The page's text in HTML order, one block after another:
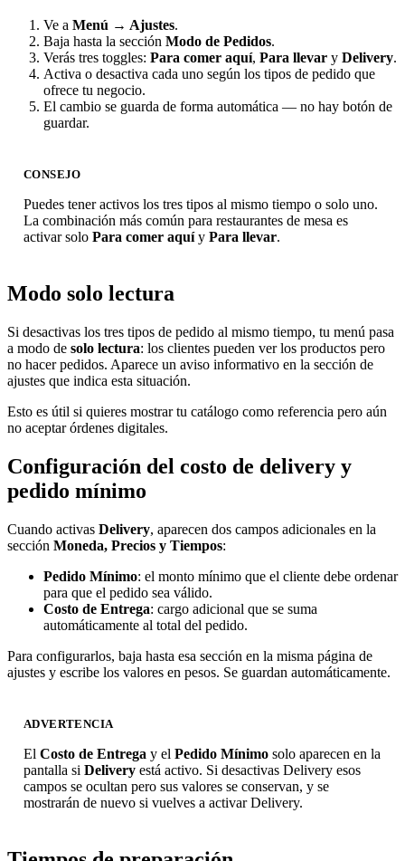
Ve a Menú → Ajustes.
Baja hasta la sección Modo de Pedidos.
Verás tres toggles: Para comer aquí, Para llevar y Delivery.
Activa o desactiva cada uno según los tipos de pedido que
ofrece tu negocio.
El cambio se guarda de forma automática — no hay botón de
guardar.
CONSEJO
Puedes tener activos los tres tipos al mismo tiempo o solo uno.
La combinación más común para restaurantes de mesa es
activar solo Para comer aquíy Para llevar.
Modo solo lectura
Si desactivas los tres tipos de pedido al mismo tiempo, tu menú pasa
a modo de solo lectura: los clientes pueden ver los productos pero
no hacer pedidos. Aparece un aviso informativo en la sección de
ajustes que indica esta situación.
Esto es útil si quieres mostrar tu catálogo como referencia pero aún
no aceptar órdenes digitales.
Configuración del costo de delivery y
pedido mínimo
Cuando activas Delivery, aparecen dos campos adicionales en la
sección Moneda, Precios y Tiempos:
Pedido Mínimo: el monto mínimo que el cliente debe ordenar
para que el pedido sea válido.
Costo de Entrega: cargo adicional que se suma
automáticamente al total del pedido.
Para configurarlos, baja hasta esa sección en la misma página de
ajustes y escribe los valores en pesos. Se guardan automáticamente.
ADVERTENCIA
El Costo de Entrega y el Pedido Mínimo solo aparecen en la
pantalla si Delivery está activo. Si desactivas Delivery esos
campos se ocultan pero sus valores se conservan, y se
mostrarán de nuevo si vuelves a activar Delivery.